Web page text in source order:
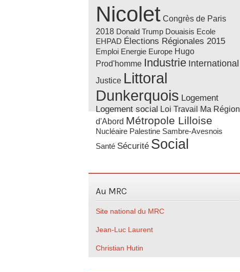
Nicolet Congrès de Paris
2018 Donald Trump Douaisis Ecole
EHPAD Élections Régionales 2015
Emploi Energie Europe Hugo
Prod'homme Industrie International
Justice Littoral
Dunkerquois Logement
Logement social Loi Travail Ma Région
d'Abord Métropole Lilloise
Nucléaire Palestine Sambre-Avesnois
Santé Sécurité Social
Au MRC
Site national du MRC
Jean-Luc Laurent
Christian Hutin